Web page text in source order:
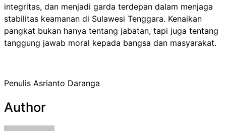
integritas, dan menjadi garda terdepan dalam menjaga
stabilitas keamanan di Sulawesi Tenggara. Kenaikan
pangkat bukan hanya tentang jabatan, tapi juga tentang
tanggung jawab moral kepada bangsa dan masyarakat.
Penulis Asrianto Daranga
Author